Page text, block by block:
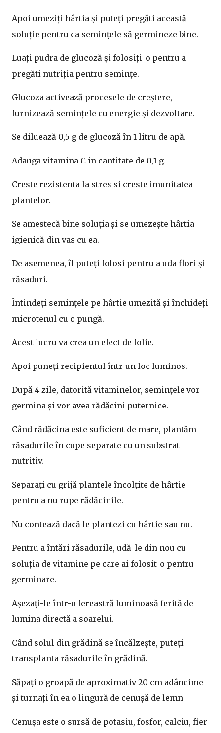
Apoi umeziți hârtia și puteți pregăti această
soluție pentru ca semințele să germineze bine.
Luați pudra de glucoză și folosiți-o pentru a
pregăti nutriția pentru semințe.
Glucoza activează procesele de creștere,
furnizează semințele cu energie și dezvoltare.
Se diluează 0,5 g de glucoză în 1 litru de apă.
Adauga vitamina C in cantitate de 0,1 g.
Creste rezistenta la stres si creste imunitatea
plantelor.
Se amestecă bine soluția și se umezește hârtia
igienică din vas cu ea.
De asemenea, îl puteți folosi pentru a uda flori și
răsaduri.
Întindeți semințele pe hârtie umezită și închideți
microtenul cu o pungă.
Acest lucru va crea un efect de folie.
Apoi puneți recipientul într-un loc luminos.
După 4 zile, datorită vitaminelor, semințele vor
germina și vor avea rădăcini puternice.
Când rădăcina este suficient de mare, plantăm
răsadurile în cupe separate cu un substrat
nutritiv.
Separați cu grijă plantele încolțite de hârtie
pentru a nu rupe rădăcinile.
Nu contează dacă le plantezi cu hârtie sau nu.
Pentru a întări răsadurile, udă-le din nou cu
soluția de vitamine pe care ai folosit-o pentru
germinare.
Așezați-le într-o fereastră luminoasă ferită de
lumina directă a soarelui.
Când solul din grădină se încălzește, puteți
transplanta răsadurile în grădină.
Săpați o groapă de aproximativ 20 cm adâncime
și turnați în ea o lingură de cenușă de lemn.
Cenușa este o sursă de potasiu, fosfor, calciu, fier